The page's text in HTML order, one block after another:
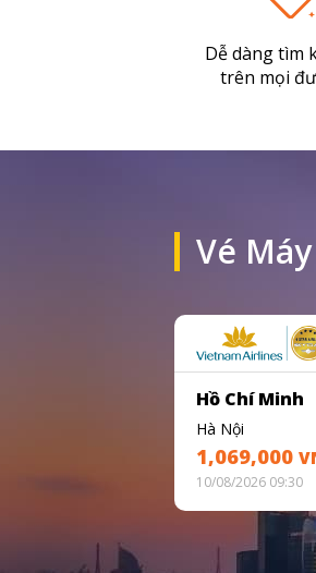
Dễ dàng tìm
trên mọi
Vé
Hồ Chí Minh
Hà Nội
1,069,000
10/08/2026 09:30